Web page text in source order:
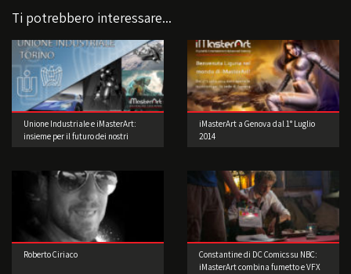
Ti potrebbero interessare...
Unione Industriale e iMasterArt:
insieme per il futuro dei nostri
iMasterArt a Genova dal 1° Luglio
2014
Roberto Ciriaco
Constantine di DC Comics su NBC:
iMasterArt combina fumetto e VFX